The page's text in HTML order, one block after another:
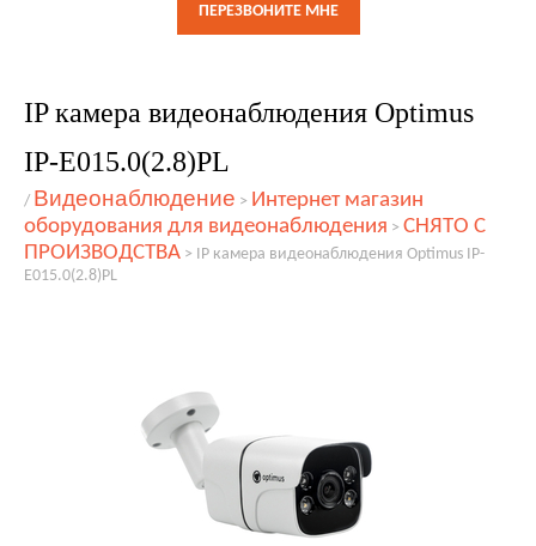
ПЕРЕЗВОНИТЕ МНЕ
IP камера видеонаблюдения Optimus
IP-E015.0(2.8)PL
/ Видеонаблюдение > Интернет магазин
оборудования для видеонаблюдения > СНЯТО С
ПРОИЗВОДСТВА > IP камера видеонаблюдения Optimus IP-
E015.0(2.8)PL